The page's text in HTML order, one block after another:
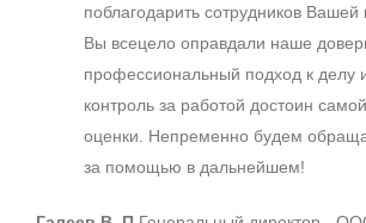
поблагодарить сотрудников Вашей
Вы всецело оправдали наше
профессиональный подход к делу
контроль за работой достоин
оценки. Непременно будем
за помощью в дальнейшем!